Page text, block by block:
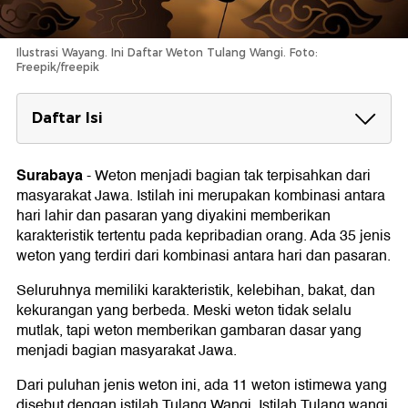
Ilustrasi Wayang. Ini Daftar Weton Tulang Wangi. Foto:
Freepik/freepik
Daftar Isi
Daftar Weton Tulang Wangi
1. Senin Kliwon
2. Senin Wage
3. Senin Pahing
4. Selasa Legi
5. Rabu Pahing
6. Rabu Kliwon
8. Sabtu Wage
9. Sabtu Legi
10. Minggu Pon
11. Minggu Kliwon
Surabaya-Weton menjadi bagian tak terpisahkan dari
masyarakat Jawa. Istilah ini merupakan kombinasi antara
hari lahir dan pasaran yang diyakini memberikan
karakteristik tertentu pada kepribadian orang. Ada 35 jenis
weton yang terdiri dari kombinasi antara hari dan pasaran.
Seluruhnya memiliki karakteristik, kelebihan, bakat, dan
kekurangan yang berbeda. Meski weton tidak selalu
mutlak, tapi weton memberikan gambaran dasar yang
menjadi bagian masyarakat Jawa.
Dari puluhan jenis weton ini, ada 11 weton istimewa yang